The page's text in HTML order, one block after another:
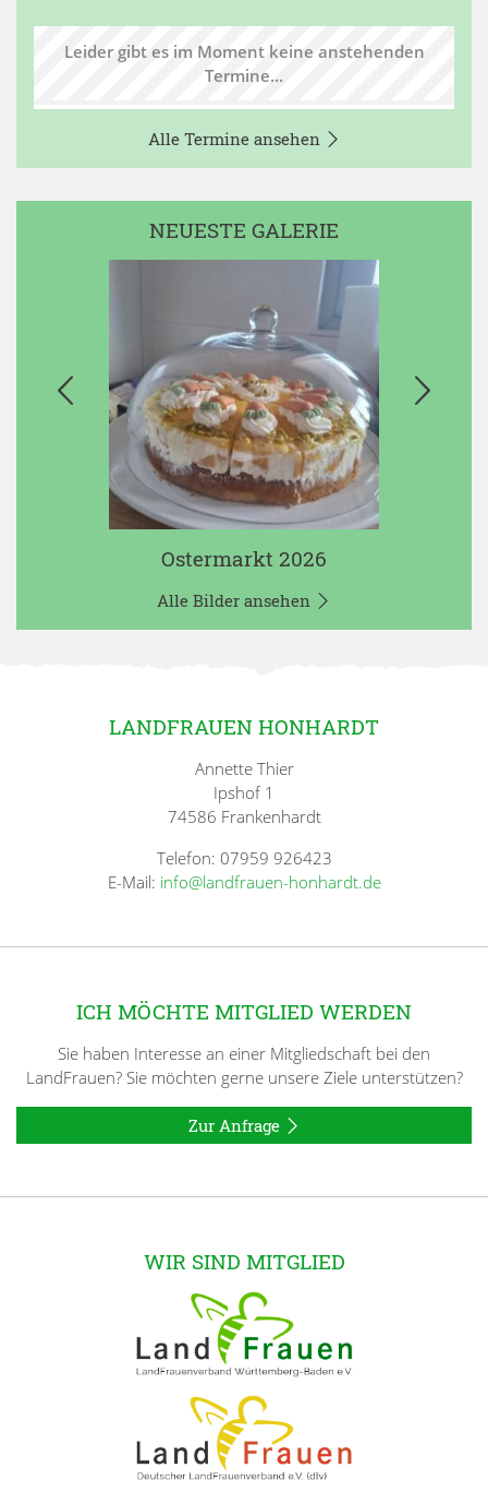
Leider gibt es im Moment keine anstehenden
Termine...
Alle Termine ansehen
NEUESTE GALERIE
Ostermarkt 2026
Alle Bilder ansehen
LANDFRAUEN HONHARDT
Annette Thier
Ipshof 1
74586 Frankenhardt
Telefon: 07959 926423
E-Mail: info@landfrauen-honhardt.de
ICH MÖCHTE MITGLIED WERDEN
Sie haben Interesse an einer Mitgliedschaft bei den
LandFrauen? Sie möchten gerne unsere Ziele unterstützen?
Zur Anfrage
WIR SIND MITGLIED